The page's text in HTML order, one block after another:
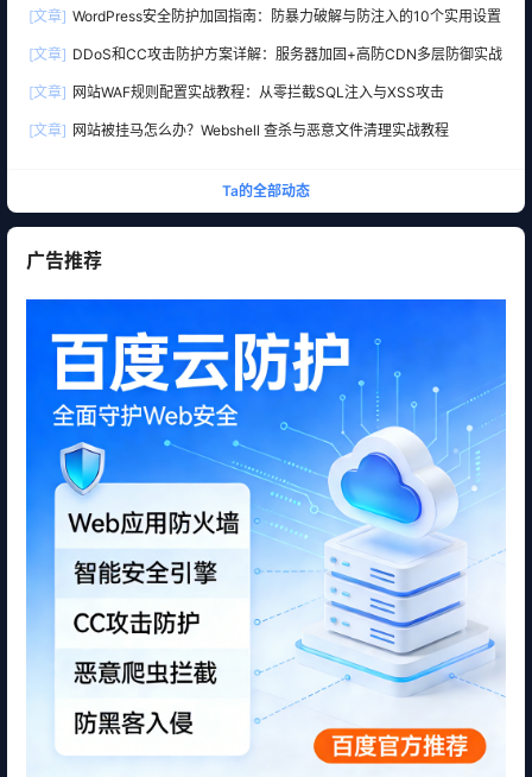
[文章] WordPress安全防护加固指南：防暴力破解与防注入的10个实用设置
[文章] DDoS和CC攻击防护方案详解：服务器加固+高防CDN多层防御实战
[文章] 网站WAF规则配置实战教程：从零拦截SQL注入与XSS攻击
[文章] 网站被挂马怎么办？Webshell 查杀与恶意文件清理实战教程
Ta的全部动态
广告推荐